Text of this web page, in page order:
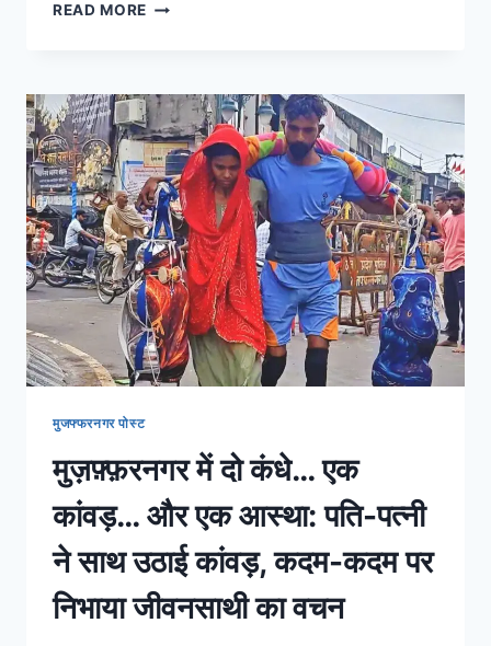
READ MORE
मुजफ्फरनगर पोस्ट
मुज़फ़्फ़रनगर में दो कंधे… एक
कांवड़… और एक आस्था: पति-पत्नी
ने साथ उठाई कांवड़, कदम-कदम पर
निभाया जीवनसाथी का वचन